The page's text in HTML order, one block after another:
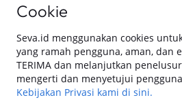
Cookie
Seva.id menggunakan cookies
yang ramah pengguna, aman, dan
TERIMA dan melanjutkan
mengerti dan menyetujui
Kebijakan Privasi kami di sini.
Di SEVA, BPKB mobilmu #BisaJadiDuit
Tentang SEVASyarat & Ketentuan
Pemberitahuan Privasi